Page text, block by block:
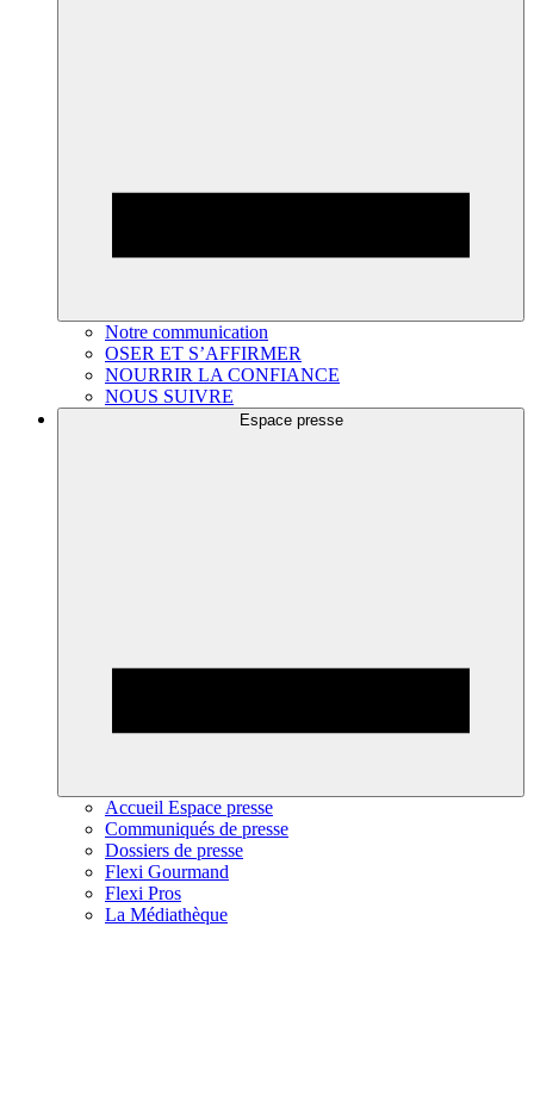
Notre communication
OSER ET S’AFFIRMER
NOURRIR LA CONFIANCE
NOUS SUIVRE
Espace presse
Accueil Espace presse
Communiqués de presse
Dossiers de presse
Flexi Gourmand
Flexi Pros
La Médiathèque